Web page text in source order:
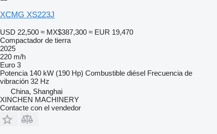
XCMG XS223J
USD 22,500 ≈ MX$387,300 ≈ EUR 19,470
Compactador de tierra
2025
220 m/h
Euro 3
Potencia 140 kW (190 Hp) Combustible diésel Frecuencia de
vibración 32 Hz
China, Shanghai
XINCHEN MACHINERY
Contacte con el vendedor